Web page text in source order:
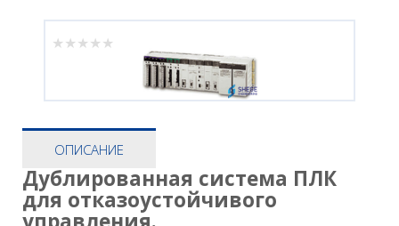
ОПИСАНИЕ
Дублированная система ПЛК
для отказоустойчивого